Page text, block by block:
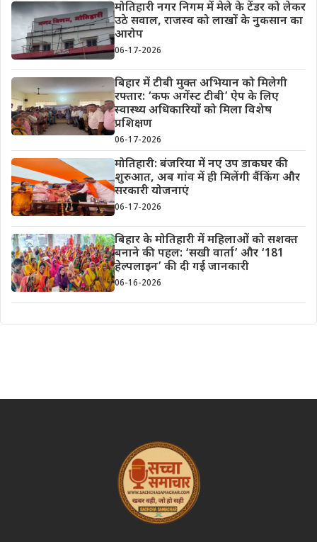
मोतिहारी नगर निगम में मेले के टेंडर को लेकर
उठे सवाल, राजस्व को लाखों के नुकसान का
आरोप
06-17-2026
बिहार में टीबी मुक्त अभियान को मिलेगी
रफ्तार: ‘कफ अगेंस्ट टीबी’ ऐप के लिए
स्वास्थ्य अधिकारियों को मिला विशेष
प्रशिक्षण
06-17-2026
मोतिहारी: बंजरिया में नए उप डाकघर की
शुरुआत, अब गांव में ही मिलेंगी बैंकिंग और
सरकारी योजनाएं
06-17-2026
बिहार के मोतिहारी में महिलाओं को सशक्त
बनाने की पहल: ‘सखी वार्ता’ और ‘181
हेल्पलाइन’ की दी गई जानकारी
06-16-2026